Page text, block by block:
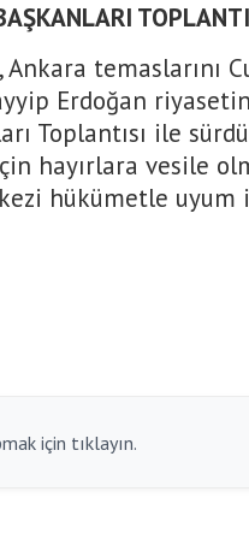
temaslarını
Erdoğan
Toplantısı ile
hayırlara vesile
hükümetle uyum
için tıklayın.